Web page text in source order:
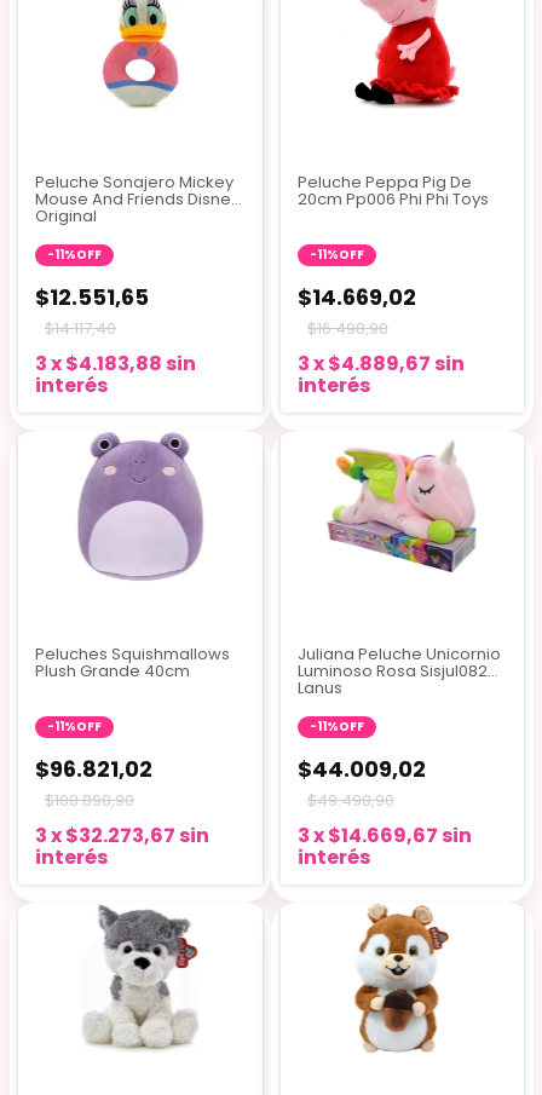
Peluche Sonajero Mickey
Mouse And Friends Disney
Original
-11%OFF
$12.551,65
$14.117,40
3x$4.183,88 sin
interés
Peluche Peppa Pig De
20cm Pp006 Phi Phi Toys
-11%OFF
$14.669,02
$16.498,90
3x$4.889,67 sin
interés
Peluches Squishmallows
Plush Grande 40cm
-11%OFF
$96.821,02
$108.898,90
3x$32.273,67 sin
interés
Juliana Peluche Unicornio
Luminoso Rosa Sisjul082
Lanus
-11%OFF
$44.009,02
$49.498,90
3x$14.669,67 sin
interés